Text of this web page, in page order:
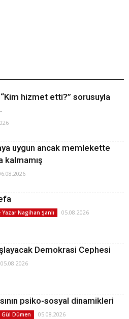
“Kim hizmet etti?” sorusuyla
uygun ancak memlekette
kalmamış
Yazar Nagihan Şanlı 05.08.2026
Demokrasi Cephesi
05.08.2026
psiko-sosyal dinamikleri
Dümen 05.08.2026